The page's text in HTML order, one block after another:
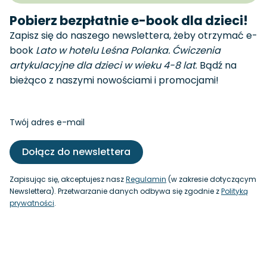
Pobierz bezpłatnie e-book dla dzieci!
Zapisz się do naszego newslettera, żeby otrzymać e-
book Lato w hotelu Leśna Polanka. Ćwiczenia
artykulacyjne dla dzieci w wieku 4-8 lat. Bądź na
bieżąco z naszymi nowościami i promocjami!
Twój adres e-mail
Dołącz do newslettera
Zapisując się, akceptujesz naszRegulamin (w zakresie dotyczącym
Newslettera). Przetwarzanie danych odbywa się zgodnie zPolityką
prywatności.